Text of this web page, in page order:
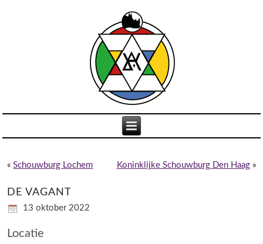
«Schouwburg Lochem Koninklijke Schouwburg Den Haag»
DE VAGANT
13 oktober 2022
Locatie